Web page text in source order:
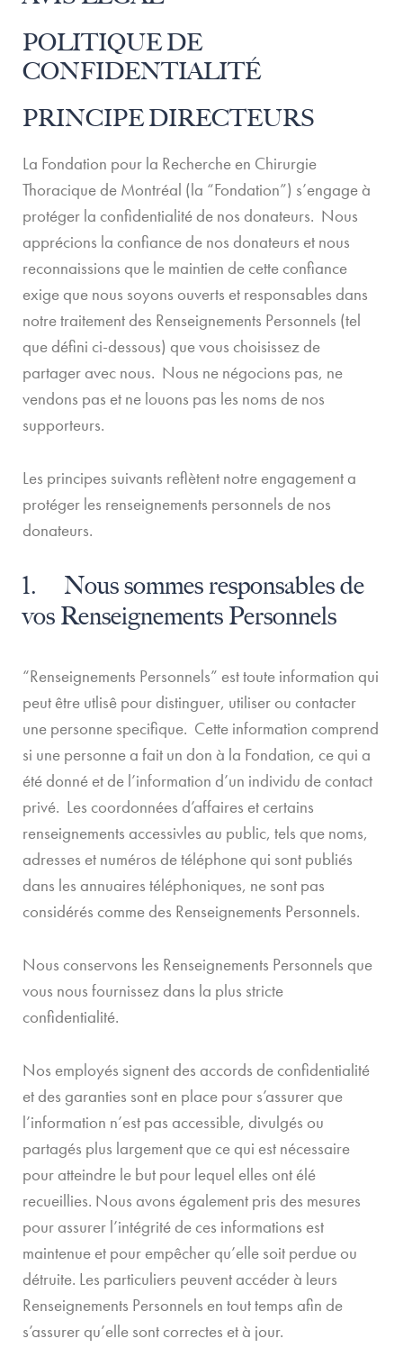
POLITIQUE DE
CONFIDENTIALITÉ
PRINCIPE DIRECTEURS
La Fondation pour la Recherche en Chirurgie
Thoracique de Montréal (la “Fondation”) s’engage à
protéger la confidentialité de nos donateurs. Nous
apprécions la confiance de nos donateurs et nous
reconnaissions que le maintien de cette confiance
exige que nous soyons ouverts et responsables dans
notre traitement des Renseignements Personnels (tel
que défini ci-dessous) que vous choisissez de
partager avec nous. Nous ne négocions pas, ne
vendons pas et ne louons pas les noms de nos
supporteurs.
Les principes suivants reflètent notre engagement a
protéger les renseignements personnels de nos
donateurs.
1. Nous sommes responsables de
vos Renseignements Personnels
“Renseignements Personnels” est toute information qui
peut être utlisê pour distinguer, utiliser ou contacter
une personne specifique. Cette information comprend
si une personne a fait un don à la Fondation, ce qui a
été donné et de l’information d’un individu de contact
privé. Les coordonnées d’affaires et certains
renseignements accessivles au public, tels que noms,
adresses et numéros de téléphone qui sont publiés
dans les annuaires téléphoniques, ne sont pas
considérés comme des Renseignements Personnels.
Nous conservons les Renseignements Personnels que
vous nous fournissez dans la plus stricte
confidentialité.
Nos employés signent des accords de confidentialité
et des garanties sont en place pour s’assurer que
l’information n’est pas accessible, divulgés ou
partagés plus largement que ce qui est nécessaire
pour atteindre le but pour lequel elles ont élé
recueillies. Nous avons également pris des mesures
pour assurer l’intégrité de ces informations est
maintenue et pour empêcher qu’elle soit perdue ou
détruite. Les particuliers peuvent accéder à leurs
Renseignements Personnels en tout temps afin de
s’assurer qu’elle sont correctes et à jour.